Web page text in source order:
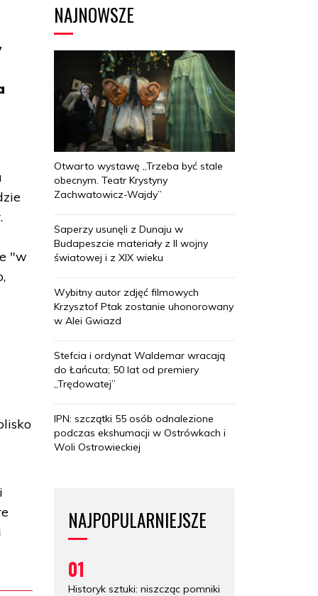
"w
NAJNOWSZE
Otwarto wystawę „Trzeba być stale
obecnym. Teatr Krystyny
Zachwatowicz-Wajdy”
Saperzy usunęli z Dunaju w
Budapeszcie materiały z II wojny
światowej i z XIX wieku
Wybitny autor zdjęć filmowych
Krzysztof Ptak zostanie uhonorowany
w Alei Gwiazd
Stefcia i ordynat Waldemar wracają
do Łańcuta; 50 lat od premiery
„Trędowatej”
IPN: szczątki 55 osób odnalezione
podczas ekshumacji w Ostrówkach i
Woli Ostrowieckiej
NAJPOPULARNIEJSZE
01
Historyk sztuki: niszcząc pomniki